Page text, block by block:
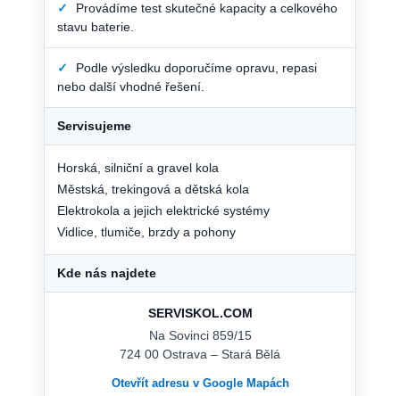
✓
Provádíme test skutečné kapacity a celkového
stavu baterie.
✓
Podle výsledku doporučíme opravu, repasi
nebo další vhodné řešení.
Servisujeme
Horská, silniční a gravel kola
Městská, trekingová a dětská kola
Elektrokola a jejich elektrické systémy
Vidlice, tlumiče, brzdy a pohony
Kde nás najdete
SERVISKOL.COM
Na Sovinci 859/15
724 00 Ostrava – Stará Bělá
Otevřít adresu v Google Mapách